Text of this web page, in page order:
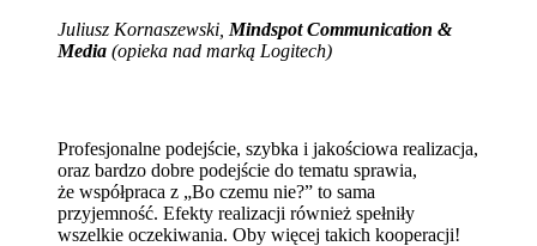
Juliusz Kornaszewski, Mindspot Communication &
Media (opieka nad marką Logitech)
Profesjonalne podejście, szybka i jakościowa realizacja,
oraz bardzo dobre podejście do tematu sprawia,
że współpraca z „Bo czemu nie?” to sama
przyjemność. Efekty realizacji również spełniły
wszelkie oczekiwania. Oby więcej takich kooperacji!